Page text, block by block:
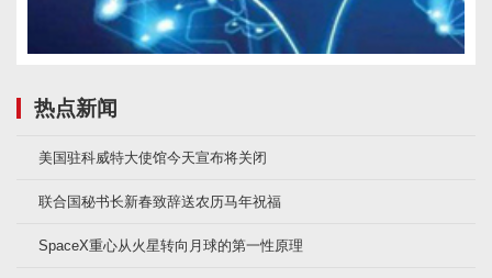
热点新闻
美国驻科威特大使馆今天宣布将关闭
联合国秘书长新春致辞送农历马年祝福
SpaceX重心从火星转向月球的第一性原理